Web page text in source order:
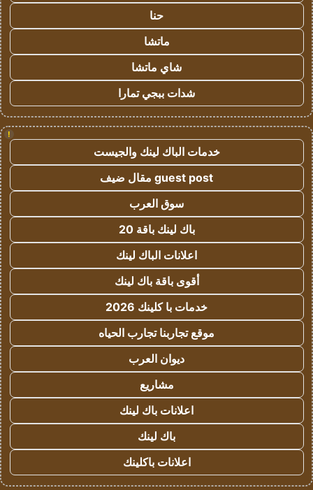
حنا
ماتشا
شاي ماتشا
شدات ببجي تمارا
!
خدمات الباك لينك والجيست
guest post مقال ضيف
سوق العرب
باك لينك باقة 20
اعلانات الباك لينك
أقوى باقة باك لينك
خدمات با كلينك 2026
موقع تجاربنا تجارب الحياه
ديوان العرب
مشاريع
اعلانات باك لينك
باك لينك
اعلانات باكلينك